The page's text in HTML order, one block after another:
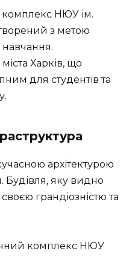
комплекс НЮУ ім.
з метою
Харків, що
для студентів та
архітектурою
Будівля, яку видно
грандіозністю та